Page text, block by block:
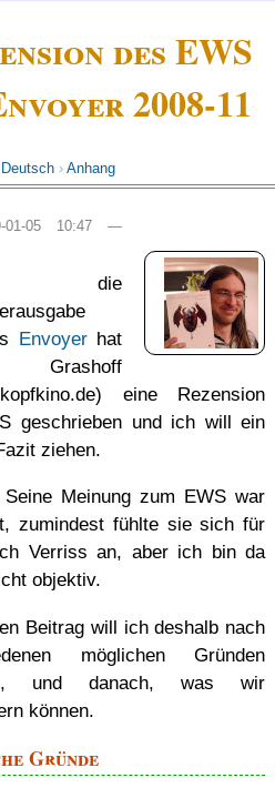
des EWS
2008-11
Deutsch› Anhang
01-05 10:47 —
die
Envoyerhat
Grashoff
kopfkino.de) eine Rezension
geschrieben und ich will ein
ziehen.
Seine Meinung zum EWS war
zumindest fühlte sie sich für
Verriss an, aber ich bin da
objektiv.
Beitrag will ich deshalb nach
möglichen Gründen
und danach, was wir
können.
Gründe
„Eine interessante
richtung, die sich für mich
altem DSA Spieler fast
ungewohnt schlank anfühlt.“
— Philipp von Phönixbanner
was Leute sagen…